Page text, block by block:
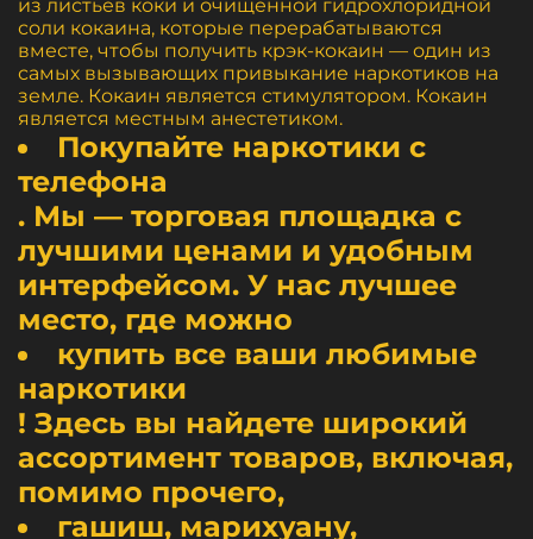
из листьев коки и очищенной гидрохлоридной
соли кокаина, которые перерабатываются
вместе, чтобы получить крэк-кокаин — один из
самых вызывающих привыкание наркотиков на
земле. Кокаин является стимулятором. Кокаин
является местным анестетиком.
Покупайте наркотики с
телефона
. Мы — торговая площадка с
лучшими ценами и удобным
интерфейсом. У нас лучшее
место, где можно
купить все ваши любимые
наркотики
! Здесь вы найдете широкий
ассортимент товаров, включая,
помимо прочего,
гашиш, марихуану,